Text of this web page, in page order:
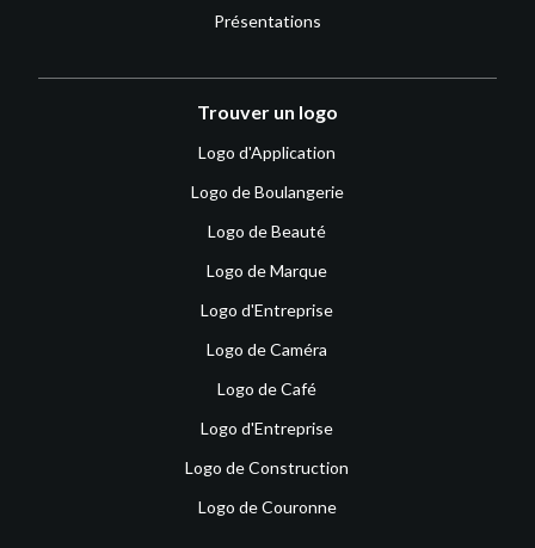
Présentations
Trouver un logo
Logo d'Application
Logo de Boulangerie
Logo de Beauté
Logo de Marque
Logo d'Entreprise
Logo de Caméra
Logo de Café
Logo d'Entreprise
Logo de Construction
Logo de Couronne